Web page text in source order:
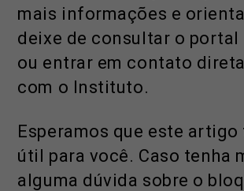
mais informações e
deixe de consultar o portal
ou entrar em contato
com o Instituto.
Esperamos que este artigo
útil para você. Caso tenha
alguma dúvida sobre o